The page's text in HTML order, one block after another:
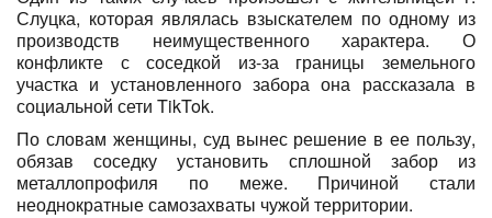
Слуцка, которая являлась взыскателем по одному из
производств неимущественного характера. О
конфликте с соседкой из-за границы земельного
участка и установленного забора она рассказала в
социальной сети TikTok.
По словам женщины, суд вынес решение в ее пользу,
обязав соседку установить сплошной забор из
металлопрофиля по меже. Причиной стали
неоднократные самозахваты чужой территории.